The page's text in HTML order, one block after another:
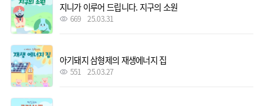
지니가 이루어 드립니다. 지구의 소원
669 25.03.31
아기돼지 삼형제의 재생에너지 집
551 25.03.27